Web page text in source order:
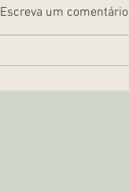
que é?
Escreva um comentário